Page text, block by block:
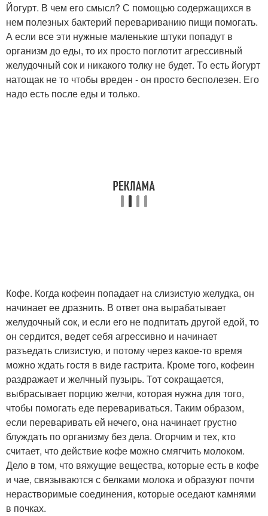
Йогурт. В чем его смысл? С помощью содержащихся в
нем полезных бактерий перевариванию пищи помогать.
А если все эти нужные маленькие штуки попадут в
организм до еды, то их просто поглотит агрессивный
желудочный сок и никакого толку не будет. То есть йогурт
натощак не то чтобы вреден - он просто бесполезен. Его
надо есть после еды и только.
Кофе. Когда кофеин попадает на слизистую желудка, он
начинает ее дразнить. В ответ она вырабатывает
желудочный сок, и если его не подпитать другой едой, то
он сердится, ведет себя агрессивно и начинает
разъедать слизистую, и потому через какое-то время
можно ждать гостя в виде гастрита. Кроме того, кофеин
раздражает и желчный пузырь. Тот сокращается,
выбрасывает порцию желчи, которая нужна для того,
чтобы помогать еде перевариваться. Таким образом,
если переваривать ей нечего, она начинает грустно
блуждать по организму без дела. Огорчим и тех, кто
считает, что действие кофе можно смягчить молоком.
Дело в том, что вяжущие вещества, которые есть в кофе
и чае, связываются с белками молока и образуют почти
нерастворимые соединения, которые оседают камнями
в почках.